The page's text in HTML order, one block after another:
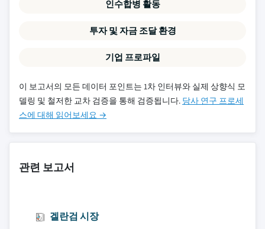
인수합병 활동
투자 및 자금 조달 환경
기업 프로파일
이 보고서의 모든 데이터 포인트는 1차 인터뷰와 실제 상향식 모
델링 및 철저한 교차 검증을 통해 검증됩니다. 당사 연구 프로세
스에 대해 읽어보세요 →
관련 보고서
겔란검 시장